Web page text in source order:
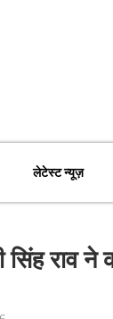
लेटेस्ट न्यूज़
सिंह राव ने